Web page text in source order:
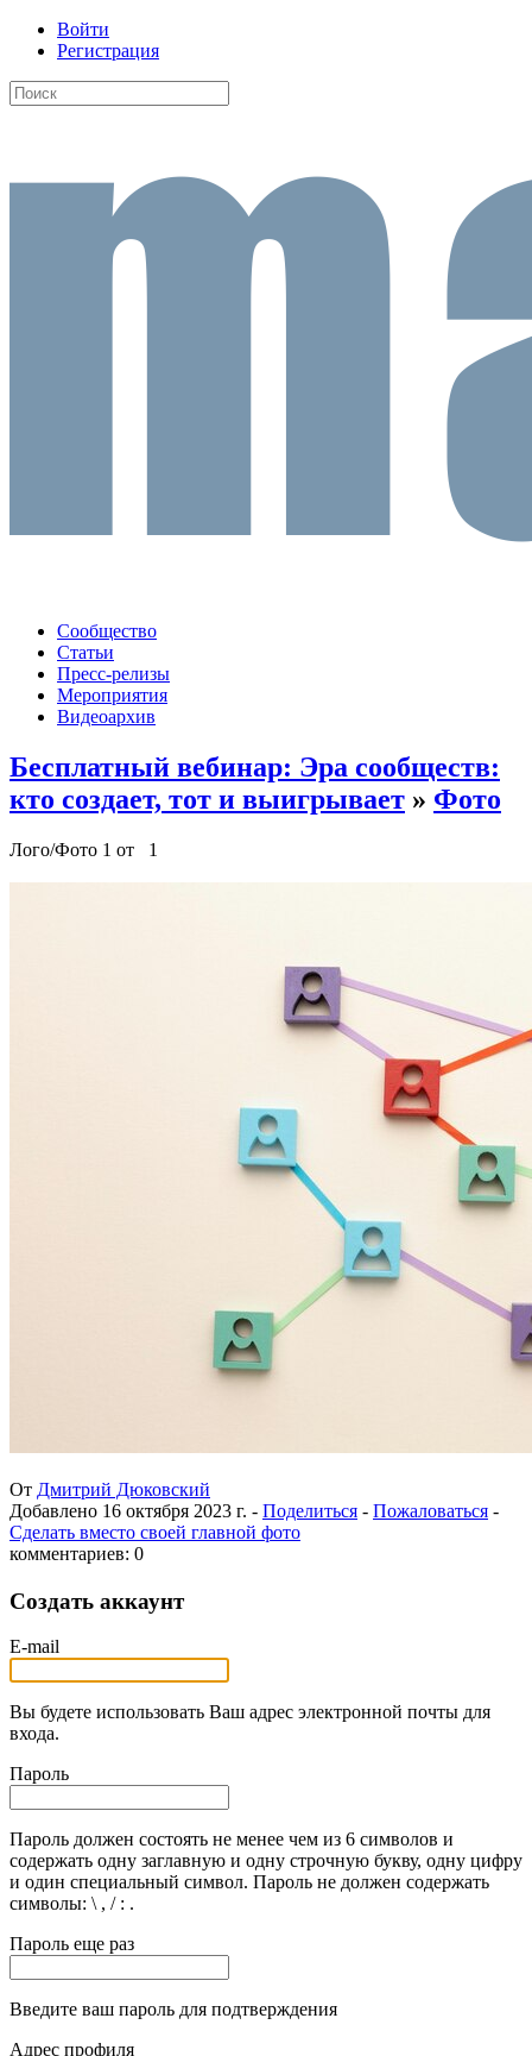
Войти
Регистрация
Сообщество
Статьи
Пресс-релизы
Мероприятия
Видеоархив
Бесплатный вебинар: Эра сообществ:
кто создает, тот и выигрывает » Фото
Лого/Фото 1 от 1
От Дмитрий Дюковский
Добавлено 16 октября 2023 г. - Поделиться - Пожаловаться -
Сделать вместо своей главной фото
комментариев: 0
Создать аккаунт
E-mail
Вы будете использовать Ваш адрес электронной почты для
входа.
Пароль
Пароль должен состоять не менее чем из 6 символов и
содержать одну заглавную и одну строчную букву, одну цифру
и один специальный символ. Пароль не должен содержать
символы: \ , / : .
Пароль еще раз
Введите ваш пароль для подтверждения
Адрес профиля